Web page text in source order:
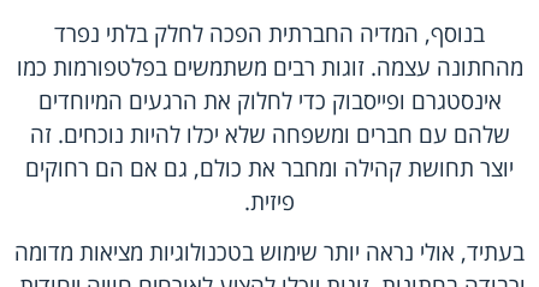
בנוסף, המדיה החברתית הפכה לחלק בלתי נפרד
מהחתונה עצמה. זוגות רבים משתמשים בפלטפורמות כמו
אינסטגרם ופייסבוק כדי לחלוק את הרגעים המיוחדים
שלהם עם חברים ומשפחה שלא יכלו להיות נוכחים. זה
יוצר תחושת קהילה ומחבר את כולם, גם אם הם רחוקים
פיזית.
בעתיד, אולי נראה יותר שימוש בטכנולוגיות מציאות מדומה